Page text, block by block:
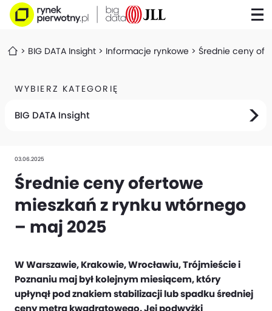
BIG DATA Insight Informacje rynkowe Średnie ceny
WYBIERZ KATEGORIĘ
BIG DATA Insight
03.06.2025
Średnie ceny ofertowe
mieszkań z rynku wtórnego
– maj 2025
W Warszawie, Krakowie, Wrocławiu, Trójmieście i
Poznaniu maj był kolejnym miesiącem, który
upłynął pod znakiem stabilizacji lub spadku średniej
ceny metra kwadratowego. Jej podwyżki